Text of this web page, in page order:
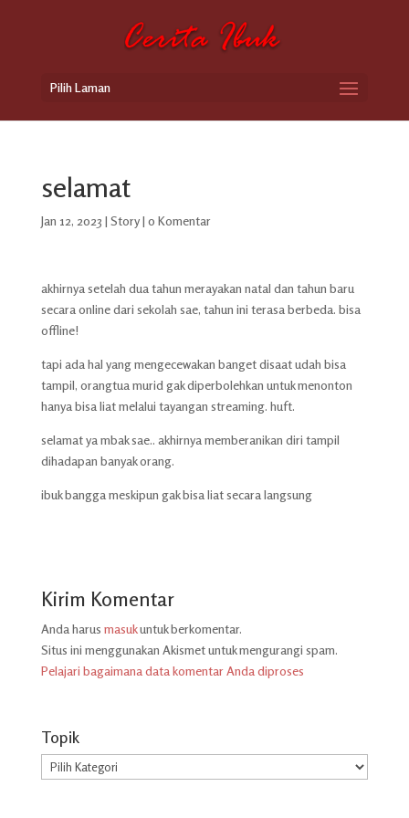
Pilih Laman
selamat
Jan 12, 2023 | Story| 0 Komentar
akhirnya setelah dua tahun merayakan natal dan tahun baru
secara online dari sekolah sae, tahun ini terasa berbeda. bisa
offline!
tapi ada hal yang mengecewakan banget disaat udah bisa
tampil, orangtua murid gak diperbolehkan untuk menonton
hanya bisa liat melalui tayangan streaming. huft.
selamat ya mbak sae.. akhirnya memberanikan diri tampil
dihadapan banyak orang.
ibuk bangga meskipun gak bisa liat secara langsung
Kirim Komentar
Anda harus masukuntuk berkomentar.
Situs ini menggunakan Akismet untuk mengurangi spam.
Pelajari bagaimana data komentar Anda diproses
Topik
Topik